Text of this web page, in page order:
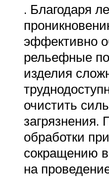
. Благодаря
эффективно
рельефные
изделия
очистить
загрязнения.
обработки
сокращению
на